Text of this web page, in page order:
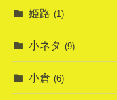
姫路 (1)
小ネタ (9)
小倉 (6)